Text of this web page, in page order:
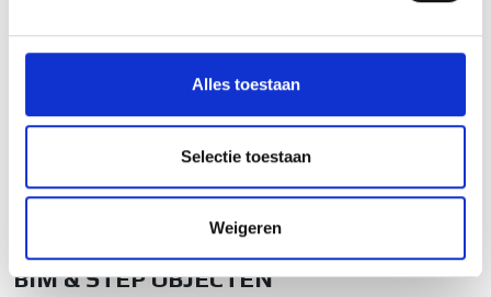
personaliseren, om functies voor social media te bieden
en om ons websiteverkeer te analyseren. Ook delen we
partners voor social media, adverteren en analyse. Deze
partners kunnen deze gegevens combineren met andere
verzameld op basis van uw gebruik van hun services.
Alles toestaan
Selectie toestaan
Weigeren
BIM & STEP OBJECTEN